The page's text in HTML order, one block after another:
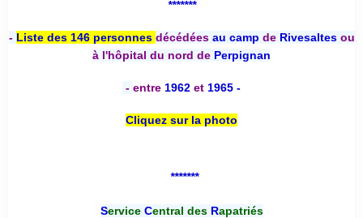
*******
- Liste des 146 personnes décédées au camp deRivesaltesou
à l'hôpital du nord de Perpignan
- entre 1962 et 1965 -
Cliquez sur la photo
*******
Service Central desRapatriés